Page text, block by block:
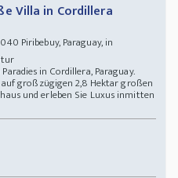
Villa in Cordillera
Piribebuy, Paraguay, in
in Cordillera, Paraguay.
großzügigen 2,8 Hektar großen
und erleben Sie Luxus inmitten